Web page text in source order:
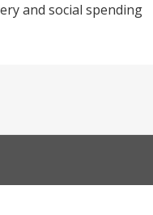
and social spending